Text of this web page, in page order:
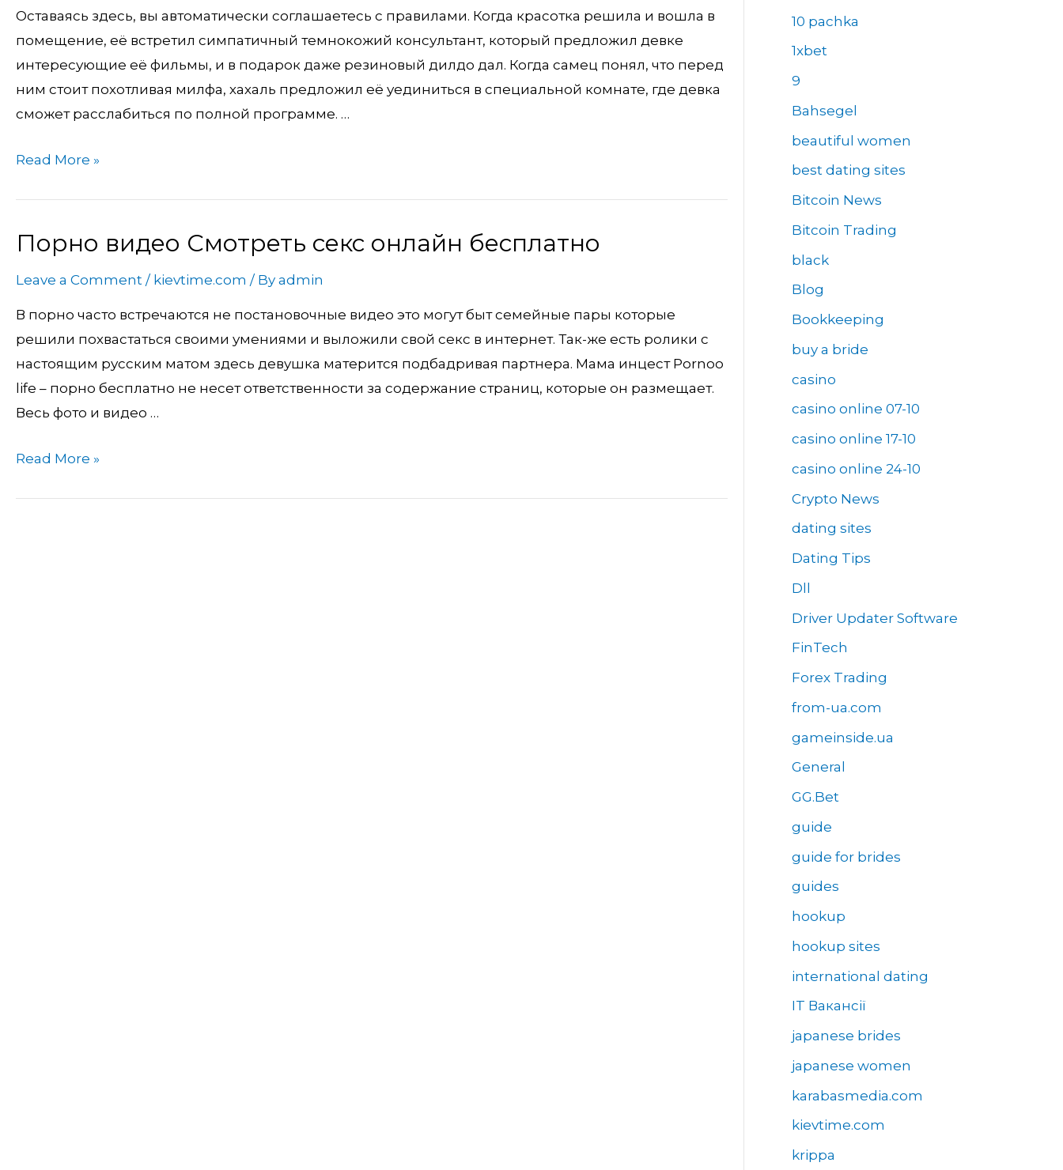
Оставаясь здесь, вы автоматически соглашаетесь с правилами. Когда красотка решила и вошла в
помещение, её встретил симпатичный темнокожий консультант, который предложил девке
интересующие её фильмы, и в подарок даже резиновый дилдо дал. Когда самец понял, что перед
ним стоит похотливая милфа, хахаль предложил её уединиться в специальной комнате, где девка
сможет расслабиться по полной программе. …
НД
качества
»
Смотреть
порно
HD
Новинки
порно
видео.
Read More »
Порно видео Смотреть секс онлайн бесплатно
Leave a Comment / kievtime.com / By admin
В порно часто встречаются не постановочные видео это могут быт семейные пары которые
решили похвастаться своими умениями и выложили свой секс в интернет. Так-же есть ролики с
настоящим русским матом здесь девушка матерится подбадривая партнера. Мама инцест Pornoo
life – порно бесплатно не несет ответственности за содержание страниц, которые он размещает.
Весь фото и видео …
Порно
Смотреть
секс
онлайн
бесплатно
Read More »
10 pachka
1xbet
9
Bahsegel
beautiful women
best dating sites
Bitcoin News
Bitcoin Trading
black
Blog
Bookkeeping
buy a bride
casino
casino online 07-10
casino online 17-10
casino online 24-10
Crypto News
dating sites
Dating Tips
Dll
Driver Updater Software
FinTech
Forex Trading
from-ua.com
gameinside.ua
General
GG.Bet
guide
guide for brides
guides
hookup
hookup sites
international dating
IT Вакансії
japanese brides
japanese women
karabasmedia.com
kievtime.com
krippa